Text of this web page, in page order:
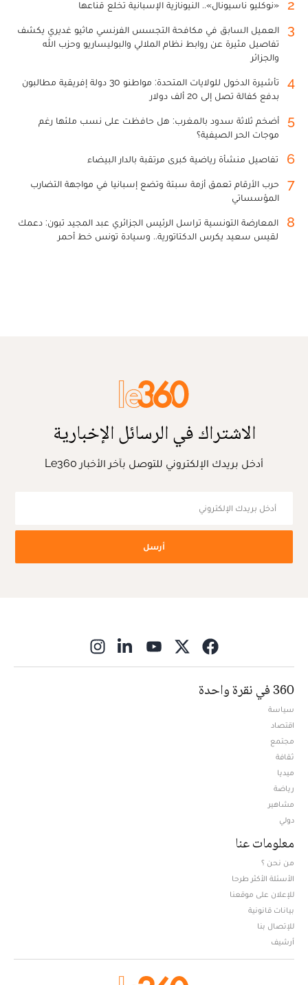
2 «نوكليو ناسيونال».. النيونازية الإسبانية تخلع قناعها
3
العميل السابق في مكافحة التجسس الفرنسي ماثيو غديري يكشف
تفاصيل مثيرة عن روابط نظام الملالي والبوليساريو وحزب الله
والجزائر
4
تأشيرة الدخول للولايات المتحدة: مواطنو 30 دولة إفريقية مطالبون
بدفع كفالة تصل إلى 20 ألف دولار
5
أضخم ثلاثة سدود بالمغرب: هل حافظت على نسب ملئها رغم
موجات الحر الصيفية؟
6 تفاصيل منشأة رياضية كبرى مرتقبة بالدار البيضاء
7
حرب الأرقام تعمق أزمة سبتة وتضع إسبانيا في مواجهة التضارب
المؤسساتي
8
المعارضة التونسية تراسل الرئيس الجزائري عبد المجيد تبون: دعمك
لقيس سعيد يكرس الدكتاتورية.. وسيادة تونس خط أحمر
الاشتراك في الرسائل الإخبارية
أدخل بريدك الإلكتروني للتوصل بآخر الأخبار Le360
أرسل
360 في نقرة واحدة
سياسة
اقتصاد
مجتمع
ثقافة
ميديا
رياضة
مشاهير
دولي
معلومات عنا
من نحن ؟
الأسئلة الأكثر طرحا
للإعلان على موقعنا
بيانات قانونية
للإتصال بنا
أرشيف